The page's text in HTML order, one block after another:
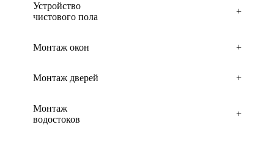
Устройство
чистового пола
+
Монтаж окон +
Монтаж дверей +
Монтаж
водостоков
+